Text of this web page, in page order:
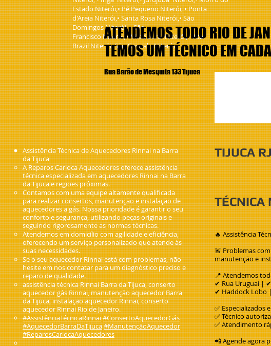
Estado Niterói,• Pé Pequeno Niterói, • Ponta
d'Areia Niterói,• Santa Rosa Niterói,• São
Domingos Niterói, • São
Francisco Niterói, • Viradouro Niterói,• Vital
Brazil Niterói, São Gonsalo Niterói,
TIJUCA
TÉCNICA
🔥 Assistência
🚨 Problemas
manutenção e
📍 Atendemos
✔ Rua Uruguai |
✔ Haddock Lobo
✅ Especializados
✅ Técnico
✅ Atendimento
📲 Agende agora
ATENDEMOS TODO RIO DE
TEMOS UM TÉCNICO EM
Rua Barão de Mesquita 133 Tijuca
Assistência Técnica de Aquecedores Rinnai na Barra
da Tijuca
A Reparos Carioca Aquecedores oferece assistência
técnica especializada em aquecedores Rinnai na Barra
da Tijuca e regiões próximas.
Contamos com uma equipe altamente qualificada
para realizar consertos, manutenção e instalação de
aquecedores a gás. Nossa prioridade é garantir o seu
conforto e segurança, utilizando peças originais e
seguindo rigorosamente as normas técnicas.
Atendemos em domicílio com agilidade e eficiência,
oferecendo um serviço personalizado que atende às
suas necessidades.
Se o seu aquecedor Rinnai está com problemas, não
hesite em nos contatar para um diagnóstico preciso e
reparo de qualidade.
assistência técnica Rinnai Barra da Tijuca, conserto
aquecedor gás Rinnai, manutenção aquecedor Barra
da Tijuca, instalação aquecedor Rinnai, conserto
aquecedor Rinnai Rio de Janeiro.
#AssistênciaTécnicaRinnai#ConsertoAquecedorGás
#AquecedorBarraDaTijuca#ManutençãoAquecedor
#ReparosCariocaAquecedores